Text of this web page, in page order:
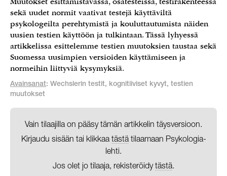
sekä uudet normit vaativat testejä käyttäviltä
psykologeilta perehtymistä ja kouluttautumista näiden
uusien testien käyttöön ja tulkintaan. Tässä lyhyessä
artikkelissa esittelemme testien muutoksien taustaa sekä
Suomessa uusimpien versioiden käyttämiseen ja
normeihin liittyviä kysymyksiä.
Avainsanat: Wechslerin testit, kognitiiviset kyvyt, testien
muutokset
Vain tilaajilla on pääsy tämän artikkelin täysversioon.
Kirjaudu sisään tai klikkaa tästätilaamaan Psykologia-
lehti.
Jos olet jo tilaaja, rekisteröidytästä.